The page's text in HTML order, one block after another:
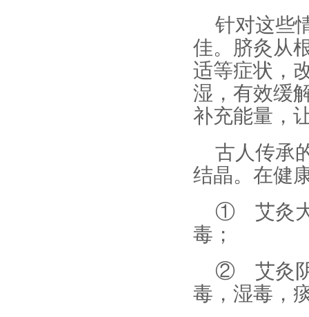
针对这些
佳。脐灸从
适等症状，
湿，有效缓
补充能量，
古人传承
结晶。在健
① 艾灸大
毒；
② 艾灸阴
毒，湿毒，